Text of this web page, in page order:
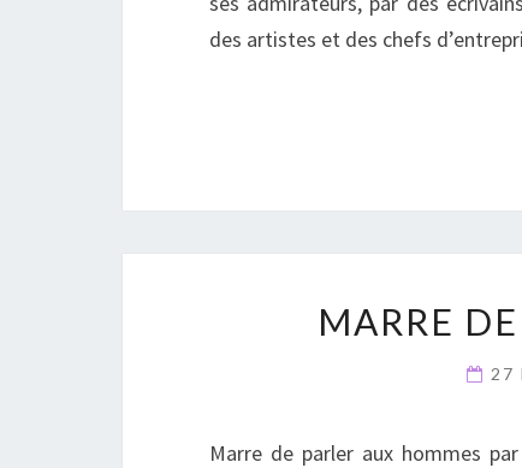
des artistes et des chefs
MARRE
27
Marre de parler aux hommes